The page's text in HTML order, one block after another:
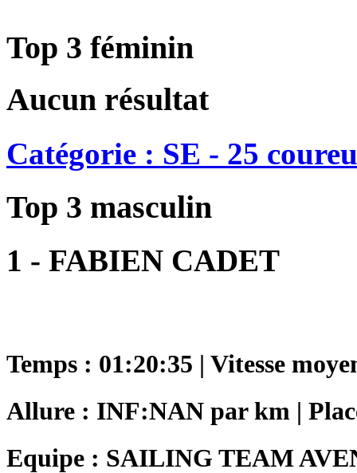
Top 3 féminin
Aucun résultat
Catégorie : SE - 25
Top 3 masculin
1 - FABIEN CADET
Temps : 01:20:35 | Vitesse
Allure : INF:NAN par km |
Equipe : SAILING TEAM